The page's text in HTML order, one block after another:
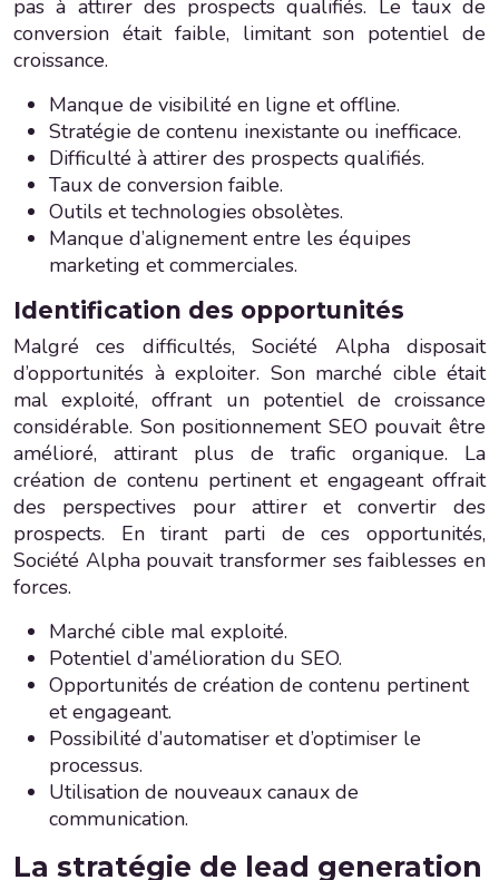
pas à attirer des prospects qualifiés. Le taux de
conversion était faible, limitant son potentiel de
croissance.
Manque de visibilité en ligne et offline.
Stratégie de contenu inexistante ou inefficace.
Difficulté à attirer des prospects qualifiés.
Taux de conversion faible.
Outils et technologies obsolètes.
Manque d’alignement entre les équipes
marketing et commerciales.
Identification des opportunités
Malgré ces difficultés, Société Alpha disposait
d’opportunités à exploiter. Son marché cible était
mal exploité, offrant un potentiel de croissance
considérable. Son positionnement SEO pouvait être
amélioré, attirant plus de trafic organique. La
création de contenu pertinent et engageant offrait
des perspectives pour attirer et convertir des
prospects. En tirant parti de ces opportunités,
Société Alpha pouvait transformer ses faiblesses en
forces.
Marché cible mal exploité.
Potentiel d’amélioration du SEO.
Opportunités de création de contenu pertinent
et engageant.
Possibilité d’automatiser et d’optimiser le
processus.
Utilisation de nouveaux canaux de
communication.
La stratégie de lead generation